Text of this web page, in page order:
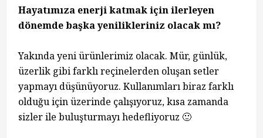
Hayatımıza enerji katmak için ilerleyen
dönemde başka yenilikleriniz olacak mı?
Yakında yeni ürünlerimiz olacak. Mür, günlük,
üzerlik gibi farklı reçinelerden oluşan setler
yapmayı düşünüyoruz. Kullanımları biraz farklı
olduğu için üzerinde çalışıyoruz, kısa zamanda
sizler ile buluşturmayı hedefliyoruz 🙂